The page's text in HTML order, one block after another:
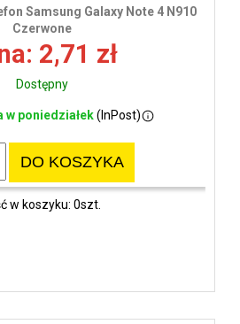
Samsung Galaxy Note 4 N910
Czerwone
2,71 zł
Dostępny
w poniedziałek(InPost)
DO KOSZYKA
w koszyku: 0szt.